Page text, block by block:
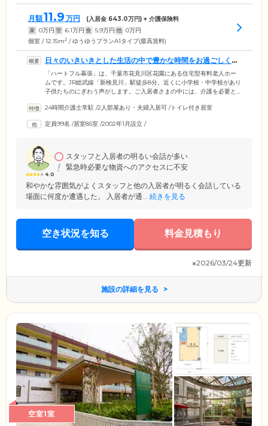
月額11.9 万円 (入居金 643.0万円) + 介護保険料
家 0万円 管 6.1万円 食 5.9万円 他 0万円
個室 / 12.15m2 / ゆうゆうプランA1タイプ(最高賃料)
日々のいきいきとした生活の中で豊かな時間をお過ごしくだ
さい
「ハートフル幕張」は、千葉市花見川区花園にある住宅型有料老人ホー
ムです。JR総武線「新検見川」駅徒歩8分。近くに小学校・中学校があり
子供たちのにぎわう声がします。ご入居者さまの中には、介護を必要と
入居の皆さまお一人おひとりのライフスタイルで、毎日の日々をいきい
よう心を配っています。また、外部ボランティアの方をお迎えしての楽
24時間介護士常駐 /2人部屋あり・夫婦入居可 /トイレ付き居室
定員99名 /居室85室 /2002年1月設立 /
4.0
スタッフと入居者の明るい会話が多い
緊急時必要な物資へのアクセスに不安
和やかな雰囲気がよくスタッフと他の入居者が明るく会話している
場面に何度か遭遇した。 入居者が通... 続きを見る
空き状況を知る 料金見積もり
※2026/03/24更新
施設の詳細を見る
空室1室